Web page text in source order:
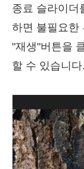
종료 슬라이더
하면 불필요한
"재생"버튼을
할 수 있습니다.